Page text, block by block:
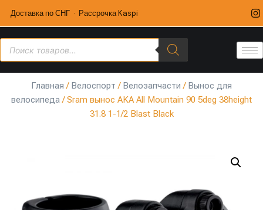
Доставка по СНГ · Рассрочка Kaspi
Главная / Велоспорт / Велозапчасти / Вынос для
велосипеда/ Sram вынос AKA All Mountain 90 5deg 38height
31.8 1-1/2 Blast Black